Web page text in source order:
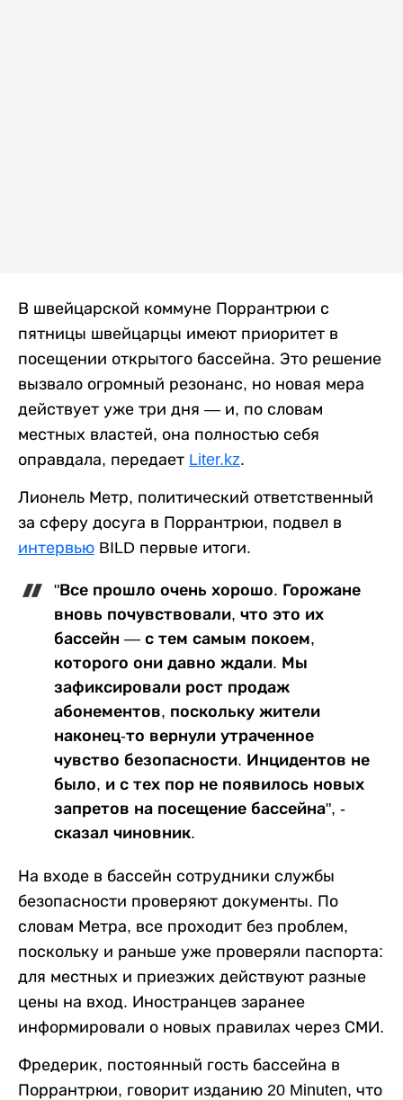
В швейцарской коммуне Поррантрюи с
пятницы швейцарцы имеют приоритет в
посещении открытого бассейна. Это решение
вызвало огромный резонанс, но новая мера
действует уже три дня — и, по словам
местных властей, она полностью себя
оправдала, передает Liter.kz.
Лионель Метр, политический ответственный
за сферу досуга в Поррантрюи, подвел в
интервью BILD первые итоги.
"Все прошло очень хорошо. Горожане
вновь почувствовали, что это их
бассейн — с тем самым покоем,
которого они давно ждали. Мы
зафиксировали рост продаж
абонементов, поскольку жители
наконец-то вернули утраченное
чувство безопасности. Инцидентов не
было, и с тех пор не появилось новых
запретов на посещение бассейна", -
сказал чиновник.
На входе в бассейн сотрудники службы
безопасности проверяют документы. По
словам Метра, все проходит без проблем,
поскольку и раньше уже проверяли паспорта:
для местных и приезжих действуют разные
цены на вход. Иностранцев заранее
информировали о новых правилах через СМИ.
Фредерик, постоянный гость бассейна в
Поррантрюи, говорит изданию 20 Minuten, что